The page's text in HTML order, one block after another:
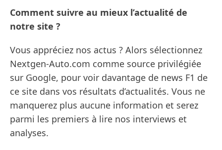
Comment suivre au mieux l’actualité de
notre site ?
Vous appréciez nos actus ? Alors sélectionnez
Nextgen-Auto.com comme source privilégiée
sur Google, pour voir davantage de news F1 de
ce site dans vos résultats d’actualités. Vous ne
manquerez plus aucune information et serez
parmi les premiers à lire nos interviews et
analyses.